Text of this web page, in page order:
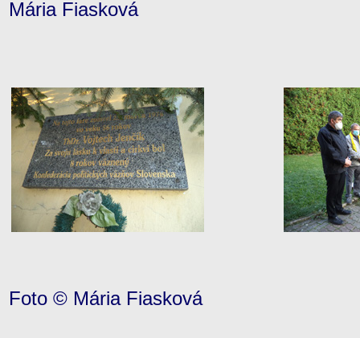
Mária Fiasková
Foto © Mária Fiasková